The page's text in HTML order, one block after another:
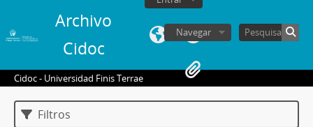
Archivo
Cidoc
Navegar
Cidoc - Universidad Finis Terrae
Filtros